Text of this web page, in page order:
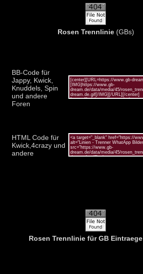
Rosen Trennlinie(GBs)
BB-Code für
Jappy, Kwick,
Knuddels, Spin
und andere
Foren
HTML Code für
Kwick,4crazy und
andere
Rosen Trennlinie für GB Eintraege